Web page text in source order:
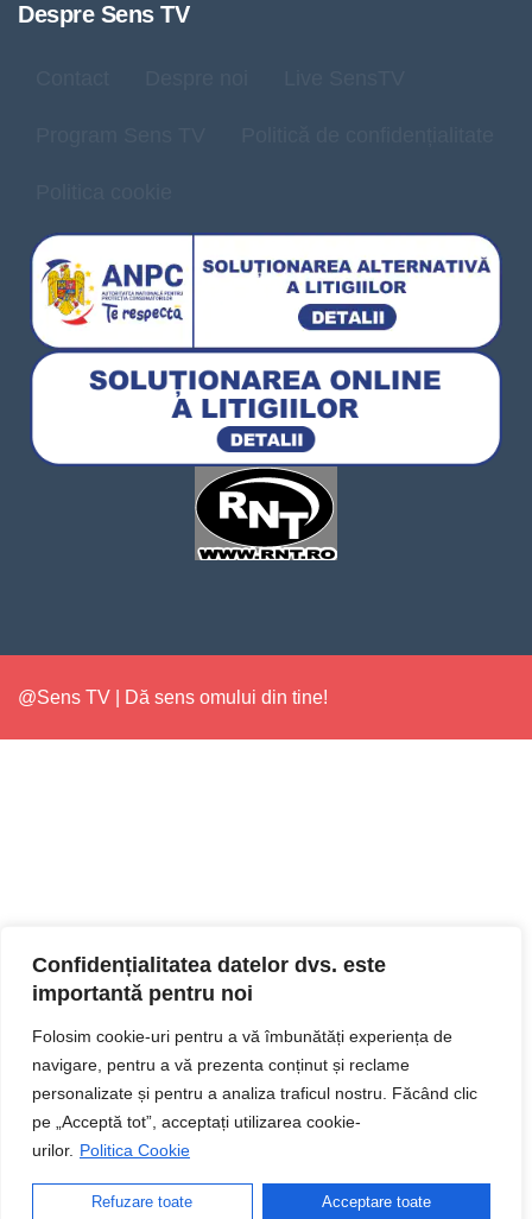
Confidențialitatea datelor dvs. este
importantă pentru noi
Folosim cookie-uri pentru a vă îmbunătăți experiența de
navigare, pentru a vă prezenta conținut și reclame
personalizate și pentru a analiza traficul nostru. Făcând clic
pe „Acceptă tot”, acceptați utilizarea cookie-
urilor. Politica Cookie
Refuzare toate Acceptare toate
Despre Sens TV
@Sens TV | Dă sens omului din tine!